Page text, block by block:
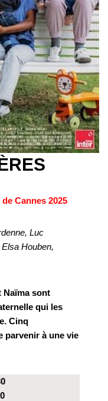
Cannes 2025
Luc
Houben,
Naïma sont
qui les
Cinq
parvenir à une vie